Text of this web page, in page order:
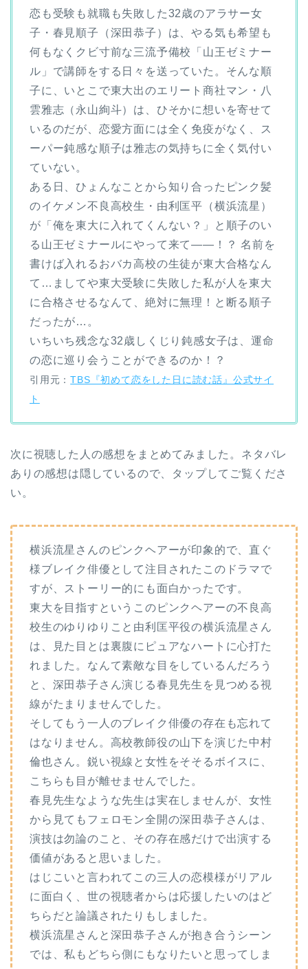
恋も受験も就職も失敗した32歳のアラサー女
子・春見順子（深田恭子）は、やる気も希望も
何もなくクビ寸前な三流予備校「山王ゼミナー
ル」で講師をする日々を送っていた。そんな順
子に、いとこで東大出のエリート商社マン・八
雲雅志（永山絢斗）は、ひそかに想いを寄せて
いるのだが、恋愛方面には全く免疫がなく、ス
ーパー鈍感な順子は雅志の気持ちに全く気付い
ていない。
ある日、ひょんなことから知り合ったピンク髪
のイケメン不良高校生・由利匡平（横浜流星）
が「俺を東大に入れてくんない？」と順子のい
る山王ゼミナールにやって来て――！？ 名前を
書けば入れるおバカ高校の生徒が東大合格なん
て…ましてや東大受験に失敗した私が人を東大
に合格させるなんて、絶対に無理！と断る順子
だったが…。
いちいち残念な32歳しくじり鈍感女子は、運命
の恋に巡り会うことができるのか！？
引用元：TBS『初めて恋をした日に読む話』公式サイ
ト
次に視聴した人の感想をまとめてみました。ネタバレ
ありの感想は隠しているので、タップしてご覧くださ
い。
横浜流星さんのピンクヘアーが印象的で、直ぐ
様ブレイク俳優として注目されたこのドラマで
すが、ストーリー的にも面白かったです。
東大を目指すというこのピンクヘアーの不良高
校生のゆりゆりこと由利匡平役の横浜流星さん
は、見た目とは裏腹にピュアなハートに心打た
れました。なんて素敵な目をしているんだろう
と、深田恭子さん演じる春見先生を見つめる視
線がたまりませんでした。
そしてもう一人のブレイク俳優の存在も忘れて
はなりません。高校教師役の山下を演じた中村
倫也さん。鋭い視線と女性をそそるボイスに、
こちらも目が離せませんでした。
春見先生なような先生は実在しませんが、女性
から見てもフェロモン全開の深田恭子さんは、
演技は勿論のこと、その存在感だけで出演する
価値があると思いました。
はじこいと言われてこの三人の恋模様がリアル
に面白く、世の視聴者からは応援したいのはど
ちらだと論議されたりもしました。
横浜流星さんと深田恭子さんが抱き合うシーン
では、私もどちら側にもなりたいと思ってしま